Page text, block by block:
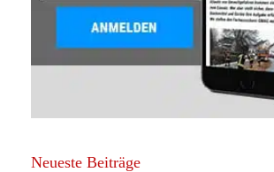
Neueste Beiträge